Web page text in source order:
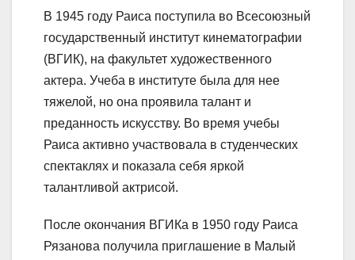
В 1945 году Раиса поступила во Всесоюзный
государственный институт кинематографии
(ВГИК), на факультет художественного
актера. Учеба в институте была для нее
тяжелой, но она проявила талант и
преданность искусству. Во время учебы
Раиса активно участвовала в студенческих
спектаклях и показала себя яркой
талантливой актрисой.
После окончания ВГИКа в 1950 году Раиса
Рязанова получила приглашение в Малый